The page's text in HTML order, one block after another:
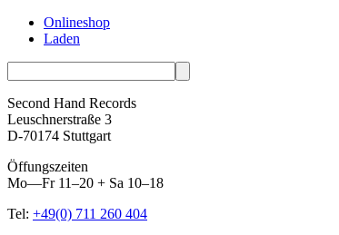
Onlineshop
Laden
Second Hand Records
Leuschnerstraße 3
D-70174 Stuttgart
Öffungszeiten
Mo—Fr 11–20 + Sa 10–18
Tel: +49(0) 711 260 404